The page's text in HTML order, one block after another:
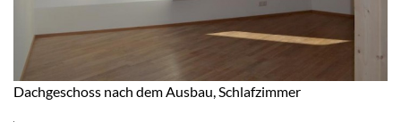
Dachgeschoss nach dem Ausbau, Schlafzimmer